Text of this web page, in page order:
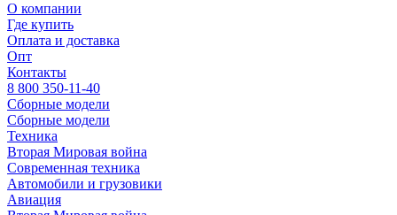
О компании
Где купить
Оплата и доставка
Опт
Контакты
8 800 350-11-40
Сборные модели
Сборные модели
Техника
Вторая Мировая война
Современная техника
Автомобили и грузовики
Авиация